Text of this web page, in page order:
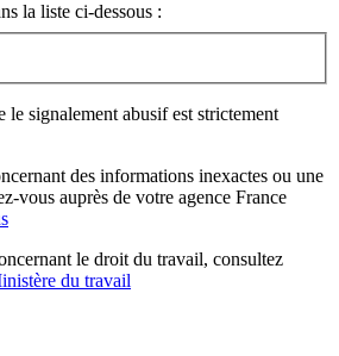
la liste ci-dessous :
le signalement abusif est strictement
des informations inexactes ou une
vous auprès de votre agence France
le droit du travail, consultez
du travail